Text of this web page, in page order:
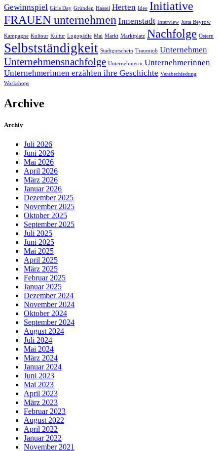
Gewinnspiel Girls Day Gründen Hassel Herten Idee Initiative
FRAUEN unternehmen Innenstadt Interview Jutta Beyrow
Kampagne Kultour Kultur Logopädie Mai Markt Marktplatz Nachfolge Ostern
Selbstständigkeit Stadtgutschein Traumjob Unternehmen
Unternehmensnachfolge Unternehmerin Unternehmerinnen
Unternehmerinnen erzählen ihre Geschichte Verabschiedung
Workshops
Archive
Archiv
Juli 2026
Juni 2026
Mai 2026
April 2026
März 2026
Januar 2026
Dezember 2025
November 2025
Oktober 2025
September 2025
Juli 2025
Juni 2025
Mai 2025
April 2025
März 2025
Februar 2025
Januar 2025
Dezember 2024
November 2024
Oktober 2024
September 2024
August 2024
Juli 2024
Mai 2024
März 2024
Januar 2024
Juni 2023
Mai 2023
April 2023
März 2023
Februar 2023
August 2022
April 2022
Januar 2022
November 2021